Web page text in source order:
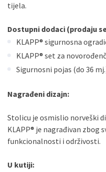
tijela.
Dostupni dodaci (prodaju
KLAPP® sigurnosna
KLAPP® set za
Sigurnosni pojas (do 36
Nagrađeni dizajn:
Stolicu je osmislio norveški
KLAPP® je nagrađivan zbog
funkcionalnosti i održivosti.
U kutiji: